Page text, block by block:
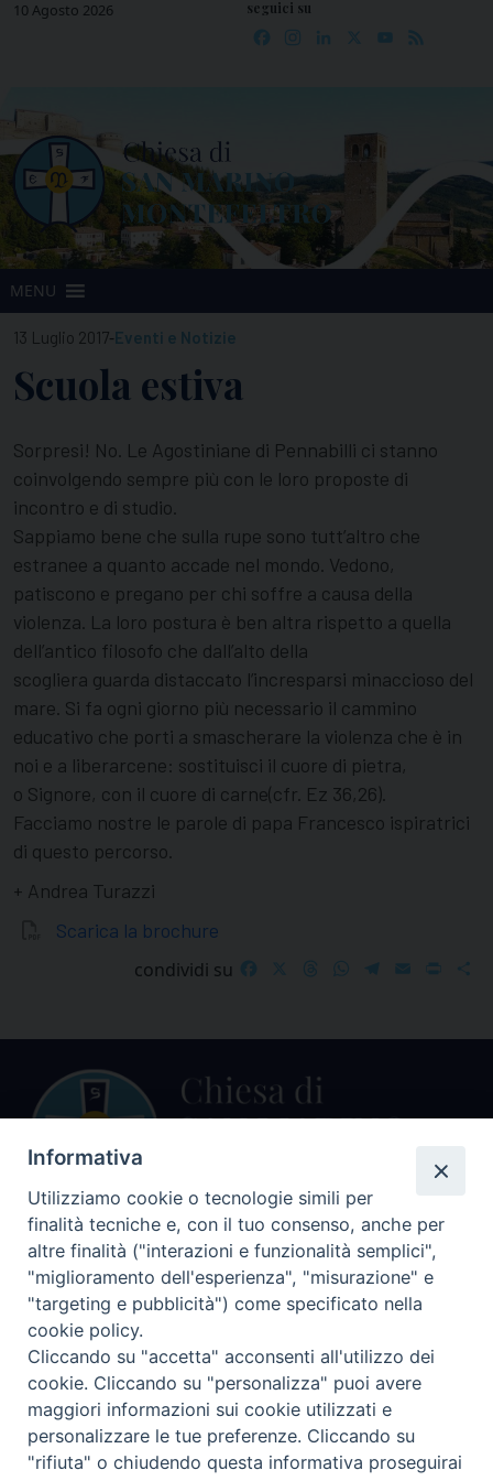
Skip10 Agosto 2026 seguici su
Facebook
Instagram
LinkedIn YouTube
MENU
13 Luglio 2017-Eventi e Notizie
Scuola estiva
Sorpresi! No. Le Agostiniane di Pennabilli ci stanno
coinvolgendo sempre più con le loro proposte di
incontro e di studio.
Sappiamo bene che sulla rupe sono tutt’altro che
estranee a quanto accade nel mondo. Vedono,
patiscono e pregano per chi soffre a causa della
violenza. La loro postura è ben altra rispetto a quella
dell’antico filosofo che dall’alto della
scogliera guarda distaccato l’incresparsi minaccioso del
mare. Si fa ogni giorno più necessario il cammino
educativo che porti a smascherare la violenza che è in
noi e a liberarcene: sostituisci il cuore di pietra,
o Signore, con il cuore di carne(cfr. Ez 36,26).
Facciamo nostre le parole di papa Francesco ispiratrici
di questo percorso.
+ Andrea Turazzi
Scarica la brochure
condividi su
FacebookThreadsWhatsApp
Telegram
EmailPrint
Centralino Curia Vescovile
0541 913711
Indirizzo
47864 PENNABILLI (RN)
Seguici su
Facebook
Instagram
LinkedIn
X YouTube
Feed
Informativa
Utilizziamo cookie o tecnologie simili per
finalità tecniche e, con il tuo consenso, anche per
altre finalità ("interazioni e funzionalità semplici",
"miglioramento dell'esperienza", "misurazione" e
"targeting e pubblicità") come specificato nella
cookie policy.
Cliccando su "accetta" acconsenti all'utilizzo dei
cookie. Cliccando su "personalizza" puoi avere
maggiori informazioni sui cookie utilizzati e
personalizzare le tue preferenze. Cliccando su
"rifiuta" o chiudendo questa informativa proseguirai